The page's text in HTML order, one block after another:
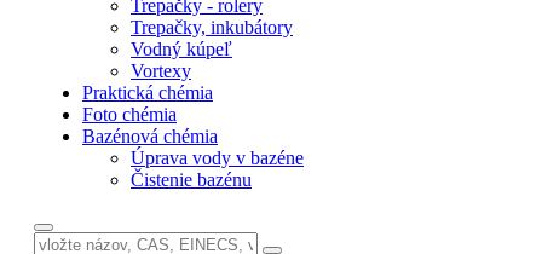
Trepačky - rolery
Trepačky, inkubátory
Vodný kúpeľ
Vortexy
Praktická chémia
Foto chémia
Bazénová chémia
Úprava vody v bazéne
Čistenie bazénu